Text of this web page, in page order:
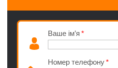
Ваше ім’я
Номер телефону